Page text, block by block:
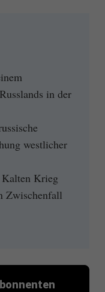
in der
westlicher
Kalten Krieg
Zwischenfall